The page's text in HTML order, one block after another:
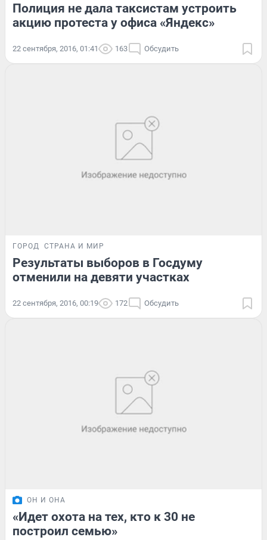
Полиция не дала таксистам устроить
акцию протеста у офиса «Яндекс»
22 сентября, 2016, 01:41 163 Обсудить
ГОРОД СТРАНА И МИР
Результаты выборов в Госдуму
отменили на девяти участках
22 сентября, 2016, 00:19 172 Обсудить
ОН И ОНА
«Идет охота на тех, кто к 30 не
построил семью»